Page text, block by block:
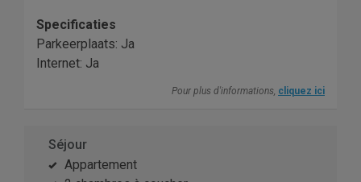
Specificaties
Parkeerplaats: Ja
Internet: Ja
Pour plus d'informations, cliquez ici
Séjour
Appartement